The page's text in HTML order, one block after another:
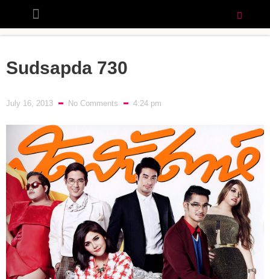
Sudsapda 730
July 16, 2013 No Comments 4:24 pm